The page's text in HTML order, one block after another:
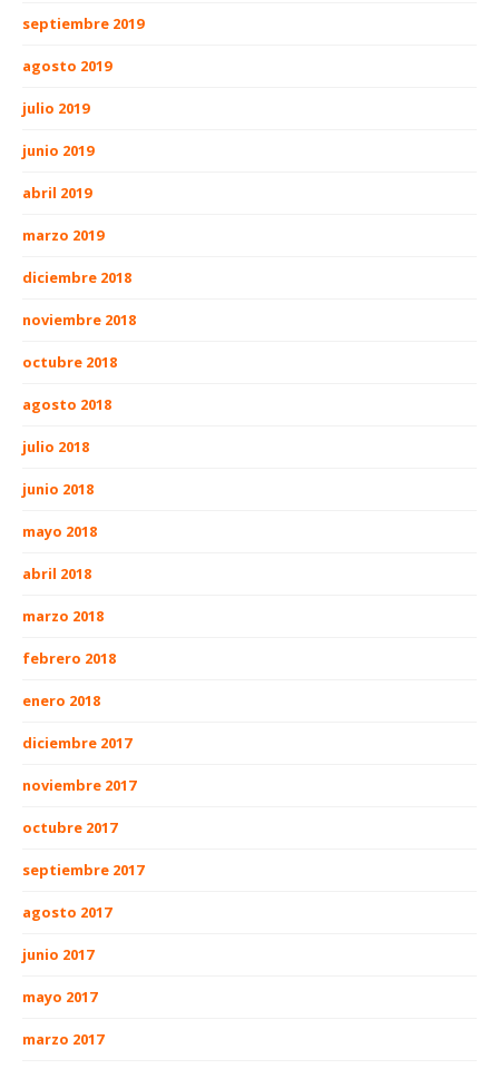
septiembre 2019
agosto 2019
julio 2019
junio 2019
abril 2019
marzo 2019
diciembre 2018
noviembre 2018
octubre 2018
agosto 2018
julio 2018
junio 2018
mayo 2018
abril 2018
marzo 2018
febrero 2018
enero 2018
diciembre 2017
noviembre 2017
octubre 2017
septiembre 2017
agosto 2017
junio 2017
mayo 2017
marzo 2017